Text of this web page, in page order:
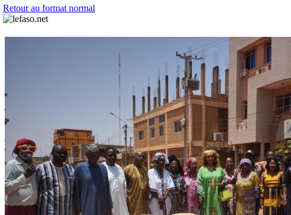
Retour au format normal